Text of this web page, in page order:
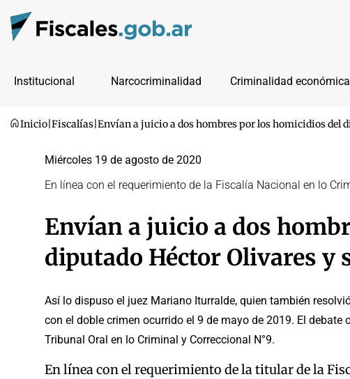
Institucional Narcocriminalidad Criminalidad económica
Inicio Fiscalías Envían a juicio a dos hombres por los homicidios del
Miércoles 19 de agosto de 2020
En línea con el requerimiento de la Fiscalía Nacional en lo
Envían a juicio a dos
diputado Héctor Olivares y
Así lo dispuso el juez Mariano Iturralde, quien también
con el doble crimen ocurrido el 9 de mayo de 2019. El
Tribunal Oral en lo Criminal y Correccional N°9.
En línea con el requerimiento de la titular de la